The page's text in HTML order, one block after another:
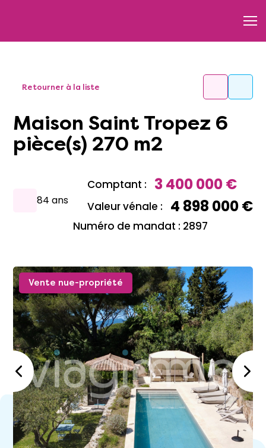
Retourner à la liste
Maison Saint Tropez 6
pièce(s) 270 m2
84 ans
Comptant : 3 400 000 €
Valeur vénale : 4 898 000 €
Numéro de mandat : 2897
Vente nue-propriété